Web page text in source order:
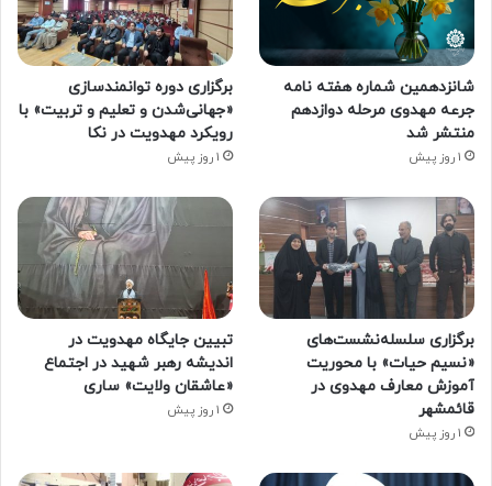
شانزدهمین شماره هفته‌ نامه
جرعه مهدوی مرحله دوازدهم
منتشر شد
1 روز پیش
برگزاری دوره توانمندسازی
«جهانی‌شدن و تعلیم و تربیت» با
رویکرد مهدویت در نکا
1 روز پیش
برگزاری سلسله‌نشست‌های
«نسیم حیات» با محوریت
آموزش معارف مهدوی در
قائمشهر
1 روز پیش
تبیین جایگاه مهدویت در
اندیشه رهبر شهید در اجتماع
«عاشقان ولایت» ساری
1 روز پیش